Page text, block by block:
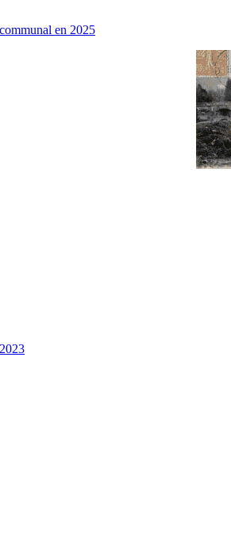
en 2025